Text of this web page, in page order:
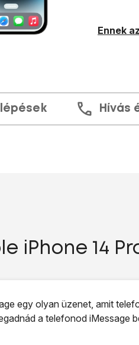
Ennek
lépések Hívás
iPhone 14
egy olyan üzenet, amit
a telefonod iMessage